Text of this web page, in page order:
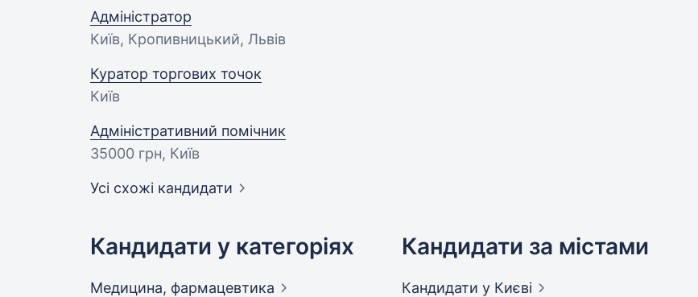
Адміністратор
Київ, Кропивницький, Львів
Куратор торгових точок
Київ
Адміністративний помічник
35000 грн, Київ
Усі схожі кандидати
Кандидати у категоріях
Медицина, фармацевтика
Кандидати за містами
Кандидати у Києві